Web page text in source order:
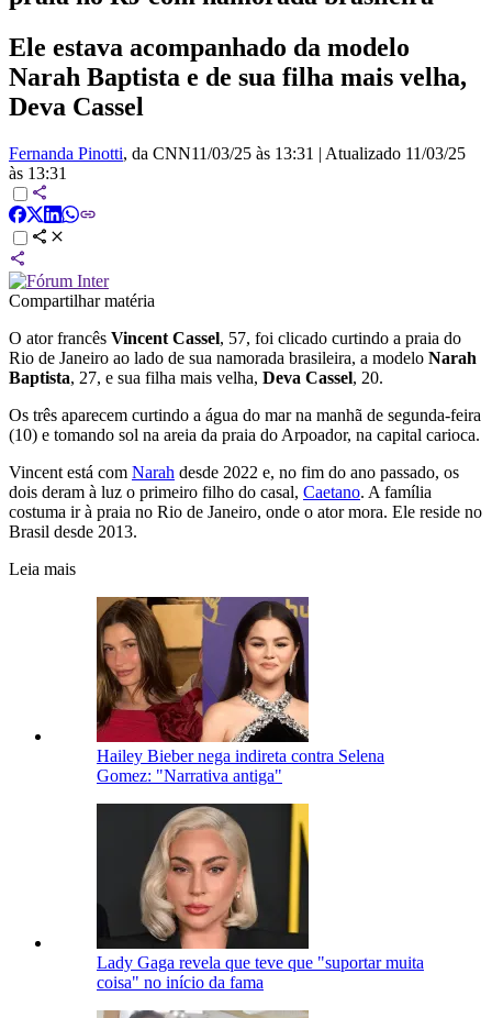
Ele estava acompanhado da modelo
Narah Baptista e de sua filha mais velha,
Deva Cassel
Fernanda Pinotti, da CNN11/03/25 às 13:31 | Atualizado 11/03/25
às 13:31
Compartilhar matéria
O ator francês Vincent Cassel, 57, foi clicado curtindo a praia do
Rio de Janeiro ao lado de sua namorada brasileira, a modelo Narah
Baptista, 27, e sua filha mais velha, Deva Cassel, 20.
Os três aparecem curtindo a água do mar na manhã de segunda-feira
(10) e tomando sol na areia da praia do Arpoador, na capital carioca.
Vincent está com Narah desde 2022 e, no fim do ano passado, os
dois deram à luz o primeiro filho do casal, Caetano. A família
costuma ir à praia no Rio de Janeiro, onde o ator mora. Ele reside no
Brasil desde 2013.
Leia mais
Hailey Bieber nega indireta contra Selena
Gomez: "Narrativa antiga"
Lady Gaga revela que teve que "suportar muita
coisa" no início da fama